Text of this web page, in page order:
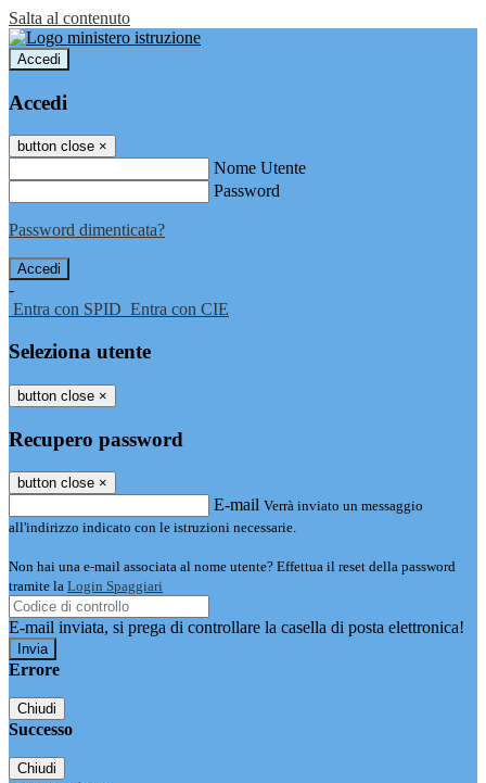
Salta al contenuto
Accedi
Accedi
button close ×
Nome Utente
Password
Password dimenticata?
-
Entra con SPID Entra con CIE
Seleziona utente
button close ×
Recupero password
button close ×
E-mail Verrà inviato un messaggio
all'indirizzo indicato con le istruzioni necessarie.
Non hai una e-mail associata al nome utente? Effettua il reset della password
tramite la Login Spaggiari
E-mail inviata, si prega di controllare la casella di posta elettronica!
Errore
Chiudi
Successo
Chiudi